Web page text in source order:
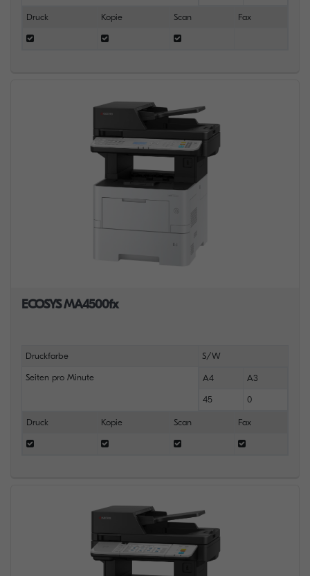
Druck Kopie Scan Fax
ECOSYS MA4500fx
Druckfarbe S/W
Seiten pro Minute A4 A3
45 0
Druck Kopie Scan Fax